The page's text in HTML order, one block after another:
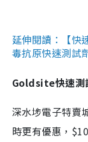
延伸閱讀：【快
毒抗原快速測試
Goldsite快速測
深水埗電子特賣
時更有優惠，